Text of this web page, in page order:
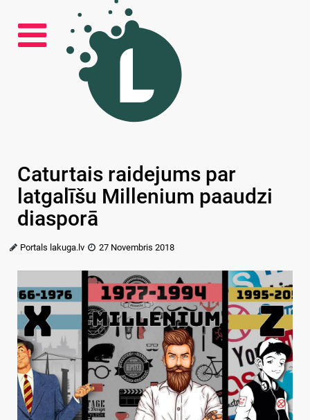
Caturtais raidejums par
latgalīšu Millenium paaudzi
diasporā
Portals lakuga.lv 27 Novembris 2018